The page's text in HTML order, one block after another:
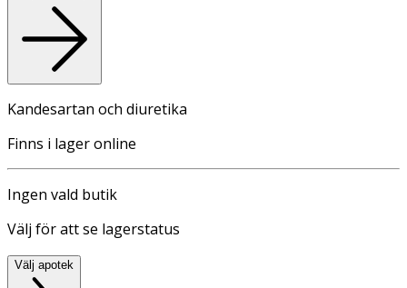
Kandesartan och diuretika
Finns i lager online
Ingen vald butik
Välj för att se lagerstatus
Välj apotek